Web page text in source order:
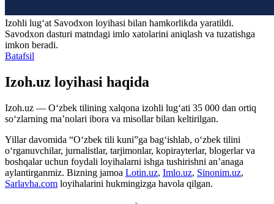
Izohli lugʻat Savodxon loyihasi bilan hamkorlikda yaratildi.
Savodxon dasturi matndagi imlo xatolarini aniqlash va tuzatishga
imkon beradi.
Batafsil
Izoh.uz loyihasi haqida
Izoh.uz — O‘zbek tilining xalqona izohli lug‘ati 35 000 dan ortiq
so‘zlarning ma’nolari ibora va misollar bilan keltirilgan.
Yillar davomida “O‘zbek tili kuni”ga bag‘ishlab, o‘zbek tilini
o‘rganuvchilar, jurnalistlar, tarjimonlar, kopirayterlar, blogerlar va
boshqalar uchun foydali loyihalarni ishga tushirishni an’anaga
aylantirganmiz. Bizning jamoa Lotin.uz, Imlo.uz, Sinonim.uz,
Sarlavha.com loyihalarini hukmingizga havola qilgan.